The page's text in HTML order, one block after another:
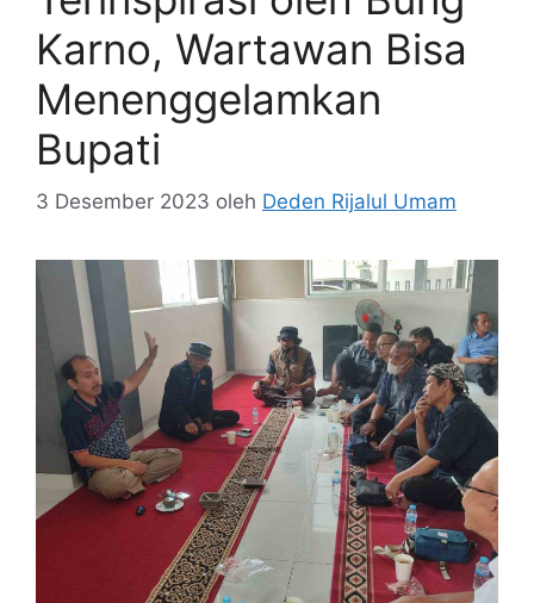
Karno, Wartawan Bisa
Menenggelamkan
Bupati
3 Desember 2023 oleh Deden Rijalul Umam